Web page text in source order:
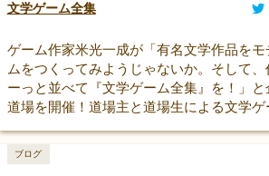
文学ゲーム全集
ゲーム作家米光一成が「有名文学作品を
ムをつくってみようじゃないか。そして
ーっと並べて『文学ゲーム全集』を！」
道場を開催！道場主と道場生による文学ゲ
ブログ